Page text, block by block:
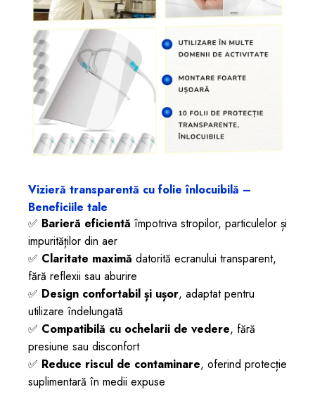
Vizieră transparentă cu folie înlocuibilă –
Beneficiile tale
✅ Barieră eficientă împotriva stropilor, particulelor și
impurităților din aer
✅ Claritate maximă datorită ecranului transparent,
fără reflexii sau aburire
✅ Design confortabil și ușor, adaptat pentru
utilizare îndelungată
✅ Compatibilă cu ochelarii de vedere, fără
presiune sau disconfort
✅ Reduce riscul de contaminare, oferind protecție
suplimentară în medii expuse